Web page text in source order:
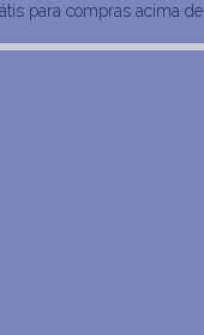
para compras acima de